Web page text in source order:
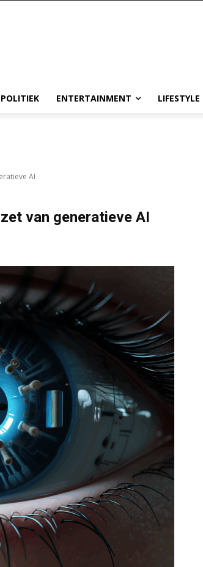
POLITIEK ENTERTAINMENT LIFESTYLE
AI
van generatieve AI